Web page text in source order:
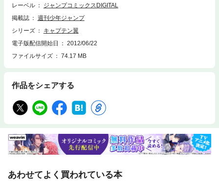
レーベル
ジャンプコミックスDIGITAL
掲載誌
週刊少年ジャンプ
シリーズ
キャプテン翼
電子版配信開始日
2012/06/22
ファイルサイズ
74.17 MB
作品をシェアする
あわせてよく買われている本